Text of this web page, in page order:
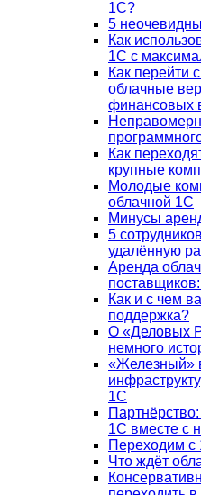
1С?
5
Как
1С с
Как перейти
облачные
финансовых
Как
крупные
Молодые
облачной 1С
Минусы
5
удалённую
Аренда
Как и с чем
поддержка?
О «Деловых
немного
«Железный»
1С
1С вместе с
Переходим
Что ждёт